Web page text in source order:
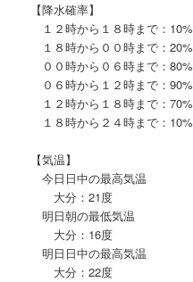
【降水確率】
１２時から１８時まで：10%
１８時から００時まで：20%
００時から０６時まで：80%
０６時から１２時まで：90%
１２時から１８時まで：70%
１８時から２４時まで：10%
【気温】
今日日中の最高気温
大分：21度
明日朝の最低気温
大分：16度
明日日中の最高気温
大分：22度